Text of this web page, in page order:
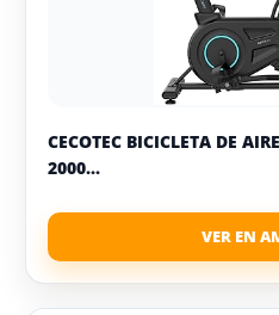
CECOTEC BICICLETA DE
2000...